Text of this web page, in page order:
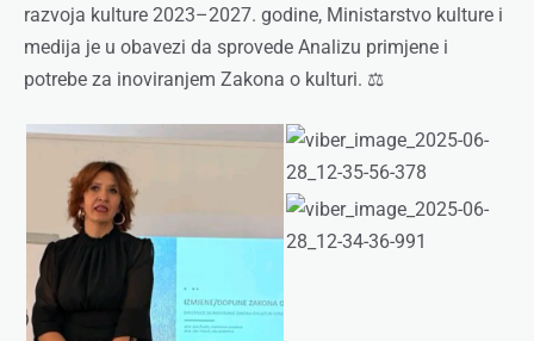
razvoja kulture 2023–2027. godine, Ministarstvo kulture i
medija je u obavezi da sprovede Analizu primjene i
potrebe za inoviranjem Zakona o kulturi. ⚖️